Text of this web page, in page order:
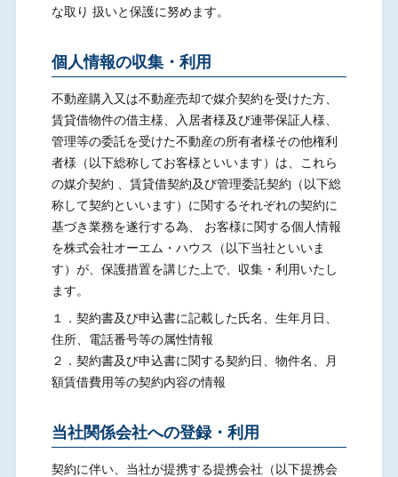
な取り 扱いと保護に努めます。
個人情報の収集・利用
不動産購入又は不動産売却で媒介契約を受けた方、
賃貸借物件の借主様、入居者様及び連帯保証人様、
管理等の委託を受けた不動産の所有者様その他権利
者様（以下総称してお客様といいます）は、これら
の媒介契約 、賃貸借契約及び管理委託契約（以下総
称して契約といいます）に関するそれぞれの契約に
基づき業務を遂行する為、 お客様に関する個人情報
を株式会社オーエム・ハウス（以下当社といいま
す）が、保護措置を講じた上で、収集・利用いたし
ます。
１．契約書及び申込書に記載した氏名、生年月日、
住所、電話番号等の属性情報
２．契約書及び申込書に関する契約日、物件名、月
額賃借費用等の契約内容の情報
当社関係会社への登録・利用
契約に伴い、当社が提携する提携会社（以下提携会